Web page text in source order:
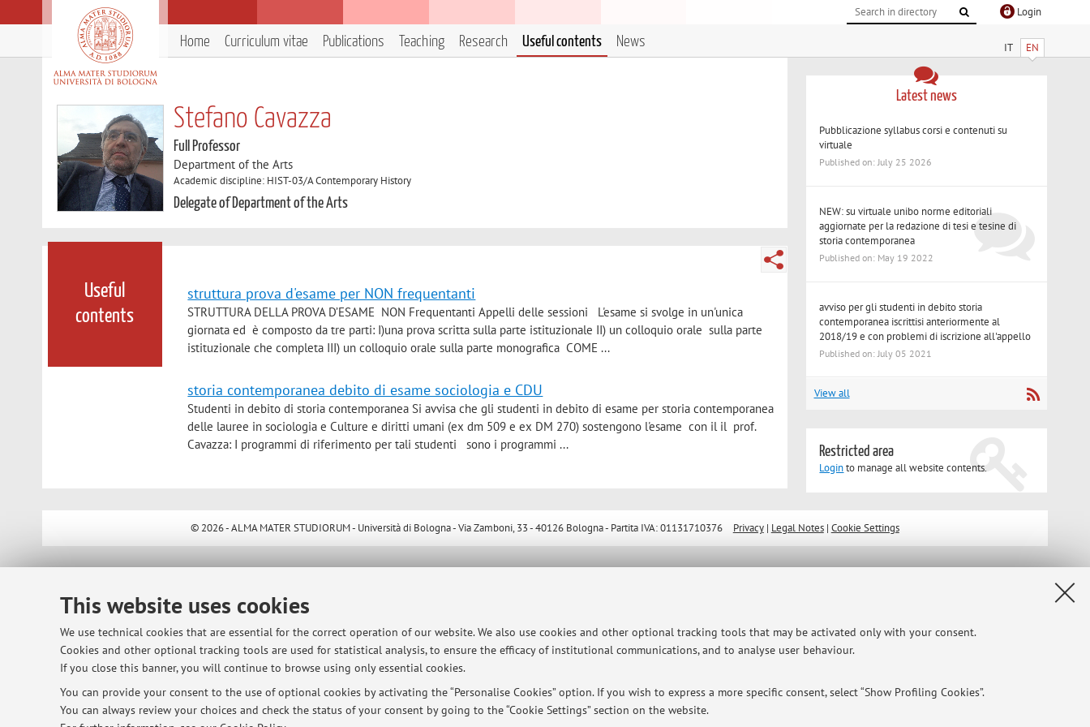
This website uses cookies
We use technical cookies that are essential for the correct operation of our website. We also use cookies and other optional tracking tools that may be activated only with your consent.
Cookies and other optional tracking tools are used for statistical analysis, to ensure the efficacy of institutional communications, and to analyse user behaviour.
If you close this banner, you will continue to browse using only essential cookies.
You can provide your consent to the use of optional cookies by activating the “Personalise Cookies” option. If you wish to express a more specific consent, select “Show Profiling Cookies”.
You can always review your choices and check the status of your consent by going to the “Cookie Settings” section on the website.
Login
IT EN
Home Curriculum vitae Publications Teaching Research Useful contents News
Stefano Cavazza
Full Professor
Department of the Arts
Academic discipline: HIST-03/A Contemporary History
Delegate of Department of the Arts
Useful
contents
struttura prova d'esame per NON frequentanti
STRUTTURA DELLA PROVA D’ESAME NON Frequentanti Appelli delle sessioni L'esame si svolge in un'unica
giornata ed è composto da tre parti: I)una prova scritta sulla parte istituzionale II) un colloquio orale sulla parte
istituzionale che completa III) un colloquio orale sulla parte monografica COME ...
storia contemporanea debito di esame sociologia e CDU
Studenti in debito di storia contemporanea Si avvisa che gli studenti in debito di esame per storia contemporanea
delle lauree in sociologia e Culture e diritti umani (ex dm 509 e ex DM 270) sostengono l'esame con il il prof.
Cavazza: I programmi di riferimento per tali studenti sono i programmi ...
Latest news
Pubblicazione syllabus corsi e contenuti su
virtuale
Published on: July 25 2026
NEW: su virtuale unibo norme editoriali
aggiornate per la redazione di tesi e tesine di
storia contemporanea
Published on: May 19 2022
avviso per gli studenti in debito storia
contemporanea iscrittisi anteriormente al
2018/19 e con problemi di iscrizione all'appello
Published on: July 05 2021
View all
Restricted area
Loginto manage all website contents.
© 2026 - ALMA MATER STUDIORUM - Università di Bologna - Via Zamboni, 33 - 40126 Bologna - Partita IVA: 01131710376 Privacy| Legal Notes| Cookie Settings